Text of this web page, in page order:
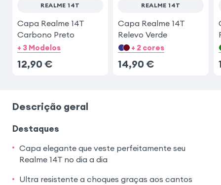
REALME 14T
Capa Realme 14T
Carbono Preto
+ 3 Modelos
12,90 €
REALME 14T
Capa Realme 14T
Relevo Verde
+ 2 cores
14,90 €
Descrição geral
Destaques
Capa elegante que veste perfeitamente seu
Realme 14T no dia a dia
Ultra resistente a choques graças aos cantos